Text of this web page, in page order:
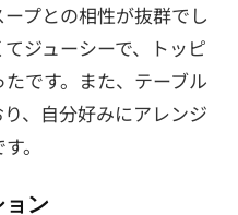
プとの相性が抜群でし
ジューシーで、トッピ
です。また、テーブル
、自分好みにアレンジ
。
ン